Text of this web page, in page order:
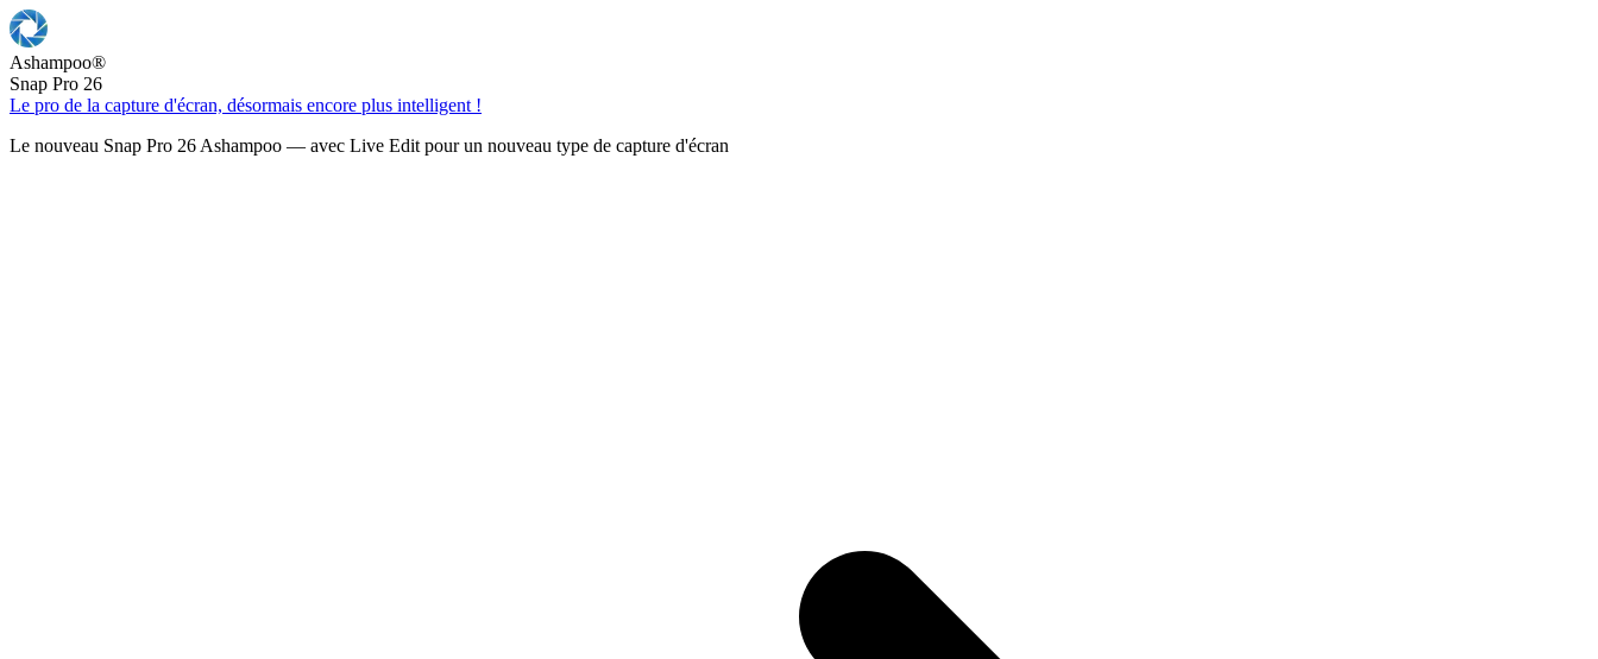
Ashampoo®
Snap Pro 26
Le pro de la capture d'écran, désormais encore plus intelligent !
Le nouveau Snap Pro 26 Ashampoo — avec Live Edit pour un nouveau type de capture d'écran